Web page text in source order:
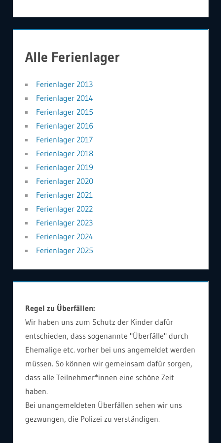
Alle Ferienlager
Ferienlager 2013
Ferienlager 2014
Ferienlager 2015
Ferienlager 2016
Ferienlager 2017
Ferienlager 2018
Ferienlager 2019
Ferienlager 2020
Ferienlager 2021
Ferienlager 2022
Ferienlager 2023
Ferienlager 2024
Ferienlager 2025
Regel zu Überfällen:
Wir haben uns zum Schutz der Kinder dafür
entschieden, dass sogenannte "Überfälle" durch
Ehemalige etc. vorher bei uns angemeldet werden
müssen. So können wir gemeinsam dafür sorgen,
dass alle Teilnehmer*innen eine schöne Zeit
haben.
Bei unangemeldeten Überfällen sehen wir uns
gezwungen, die Polizei zu verständigen.